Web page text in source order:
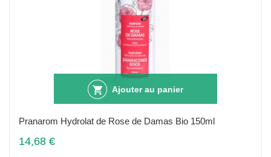
Ajouter au panier
Pranarom Hydrolat de Rose de Damas Bio 150ml
14,68 €